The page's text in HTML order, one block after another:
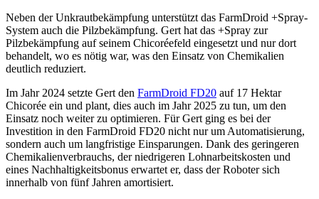
Neben der Unkrautbekämpfung unterstützt das FarmDroid +Spray-
System auch die Pilzbekämpfung. Gert hat das +Spray zur
Pilzbekämpfung auf seinem Chicoréefeld eingesetzt und nur dort
behandelt, wo es nötig war, was den Einsatz von Chemikalien
deutlich reduziert.
Im Jahr 2024 setzte Gert den FarmDroid FD20 auf 17 Hektar
Chicorée ein und plant, dies auch im Jahr 2025 zu tun, um den
Einsatz noch weiter zu optimieren. Für Gert ging es bei der
Investition in den FarmDroid FD20 nicht nur um Automatisierung,
sondern auch um langfristige Einsparungen. Dank des geringeren
Chemikalienverbrauchs, der niedrigeren Lohnarbeitskosten und
eines Nachhaltigkeitsbonus erwartet er, dass der Roboter sich
innerhalb von fünf Jahren amortisiert.